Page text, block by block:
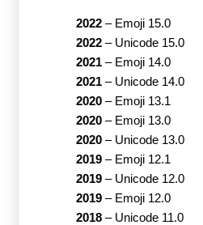
2022– Emoji 15.0
2022– Unicode 15.0
2021– Emoji 14.0
2021– Unicode 14.0
2020– Emoji 13.1
2020– Emoji 13.0
2020– Unicode 13.0
2019– Emoji 12.1
2019– Unicode 12.0
2019– Emoji 12.0
2018– Unicode 11.0